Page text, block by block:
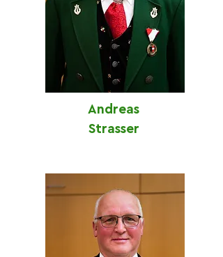
Andreas
Strasser